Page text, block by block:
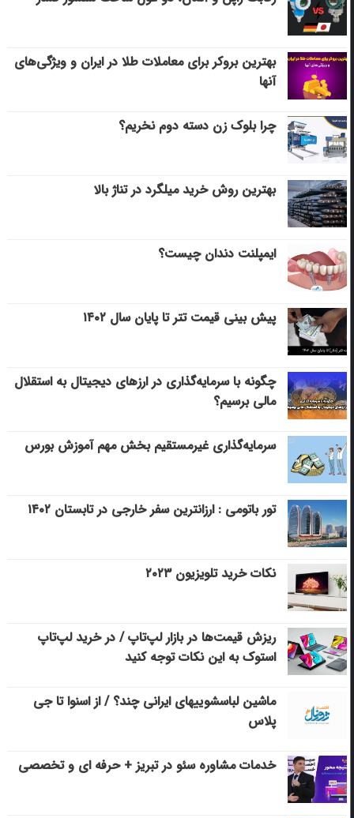
بهترین بروکر برای معاملات طلا در ایران و ویژگی‌های
آنها
چرا بلوک زن دسته دوم نخریم؟
بهترین روش خرید میلگرد در تناژ بالا
ایمپلنت دندان چیست؟
پیش بینی قیمت تتر تا پایان سال ۱۴۰۲
چگونه با سرمایه‌گذاری در ارزهای دیجیتال به استقلال
مالی برسیم؟
سرمایه‌گذاری غیرمستقیم بخش مهم آموزش بورس
تور باتومی : ارزانترین سفر خارجی در تابستان ۱۴۰۲
نکات خرید تلویزیون ۲۰۲۳
ریزش قیمت‌ها در بازار لپ‌تاپ / در خرید لپ‌تاپ
استوک به این نکات توجه کنید
ماشین لباسشویی‎های ایرانی چند؟ / از اسنوا تا جی
پلاس
خدمات مشاوره سئو در تبریز + حرفه ای و تخصصی